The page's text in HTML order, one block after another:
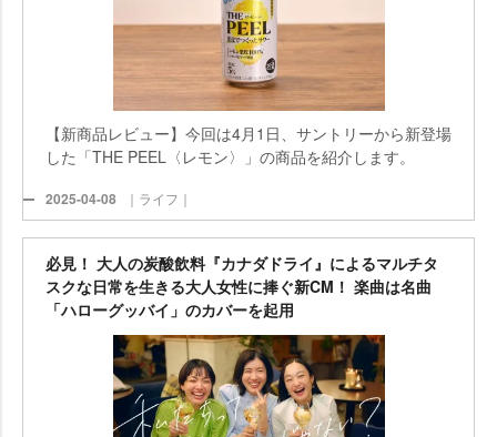
【新商品レビュー】今回は4月1日、サントリーから新登場
した「THE PEEL〈レモン〉」の商品を紹介します。
2025-04-08 ｜ライフ｜
必見！ 大人の炭酸飲料『カナダドライ』によるマルチタ
スクな日常を生きる大人女性に捧ぐ新CM！ 楽曲は名曲
「ハローグッバイ」のカバーを起用